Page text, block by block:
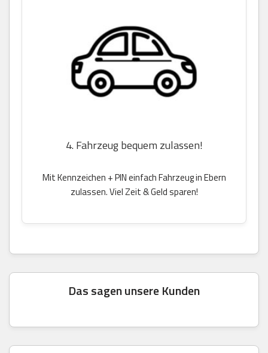
4. Fahrzeug bequem zulassen!
Mit Kennzeichen + PIN einfach Fahrzeug in Ebern
zulassen. Viel Zeit & Geld sparen!
Das sagen unsere Kunden